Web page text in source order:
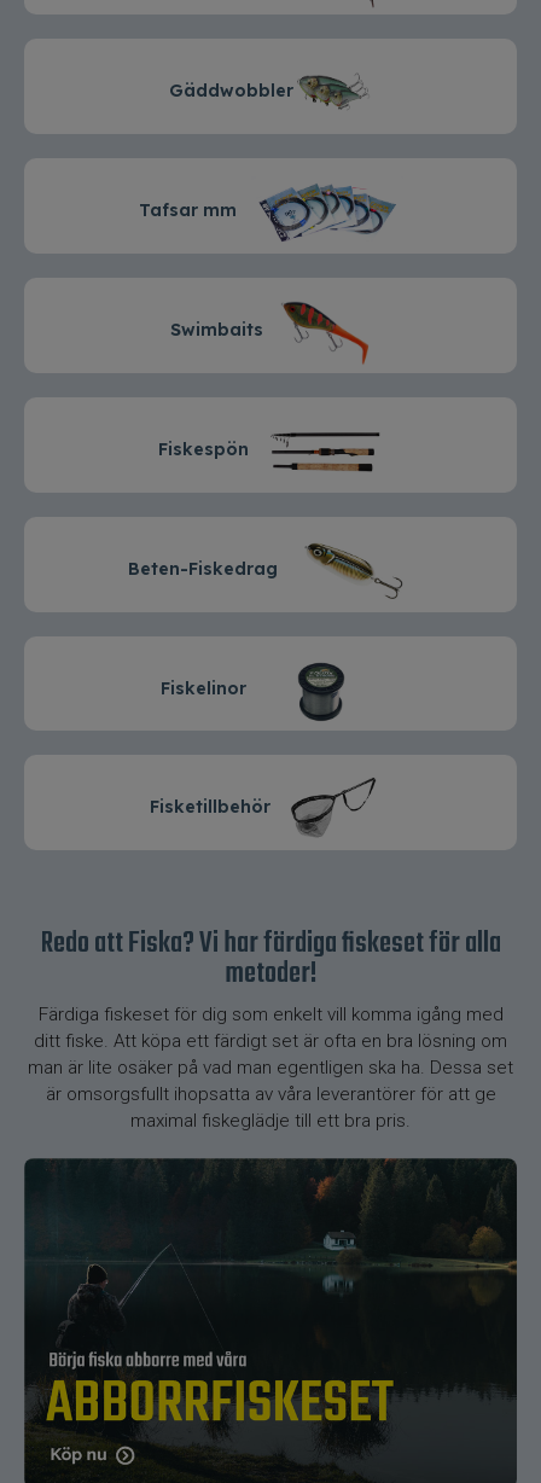
Gäddwobbler
Tafsar mm
Swimbaits
Fiskespön
Beten-Fiskedrag
Fiskelinor
Fisketillbehör
Redo att Fiska? Vi har färdiga fiskeset för alla
metoder!
Färdiga fiskeset för dig som enkelt vill komma igång med
ditt fiske. Att köpa ett färdigt set är ofta en bra lösning om
man är lite osäker på vad man egentligen ska ha. Dessa set
är omsorgsfullt ihopsatta av våra leverantörer för att ge
maximal fiskeglädje till ett bra pris.